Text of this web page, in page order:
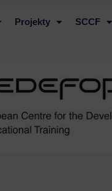
Projekty SCCF